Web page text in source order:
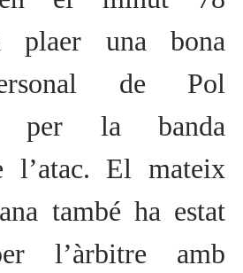
plaer una bona
de Pol
per la banda
l’atac. El mateix
també ha estat
l’àrbitre amb